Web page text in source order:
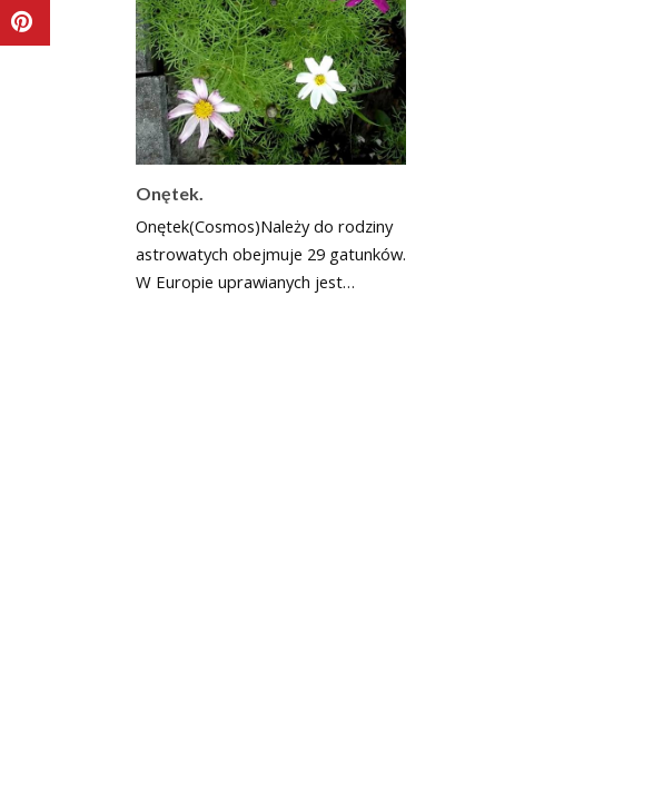
Onętek.
Onętek(Cosmos)Należy do rodziny
astrowatych obejmuje 29 gatunków.
W Europie uprawianych jest…